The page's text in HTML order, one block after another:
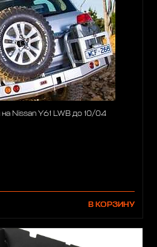
Nissan Y61 LWB до 10/04
В КОРЗИНУ